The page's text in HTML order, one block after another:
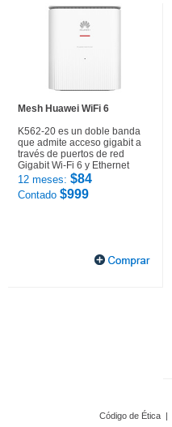
Mesh Huawei WiFi 6
K562-20 es un doble banda
que admite acceso gigabit a
través de puertos de red
Gigabit Wi-Fi 6 y Ethernet
12 meses: $84
Contado $999
Código de Ética |